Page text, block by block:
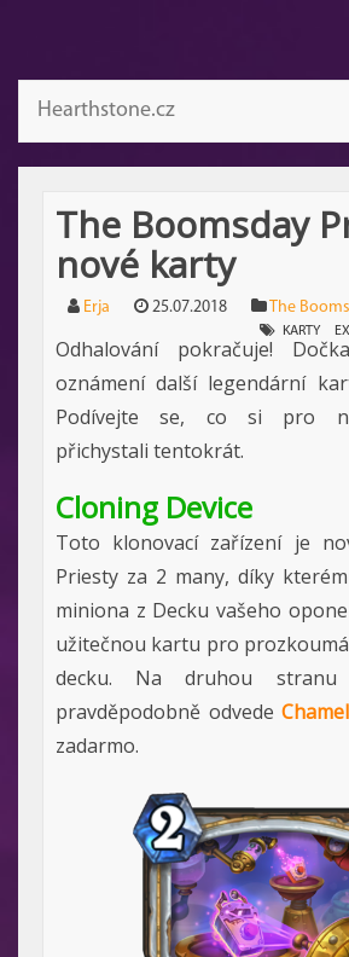
Hearthstone.cz
The Boomsday
nové karty
Erja 25.07.2018 The
KARTY
Odhalování pokračuje!
oznámení další legendární
Podívejte se, co si pro
přichystali tentokrát.
Cloning Device
Toto klonovací zařízení je
Priesty za 2 many, díky
miniona z Decku vašeho
užitečnou kartu pro
decku. Na druhou stranu
pravděpodobně odvede
zadarmo.